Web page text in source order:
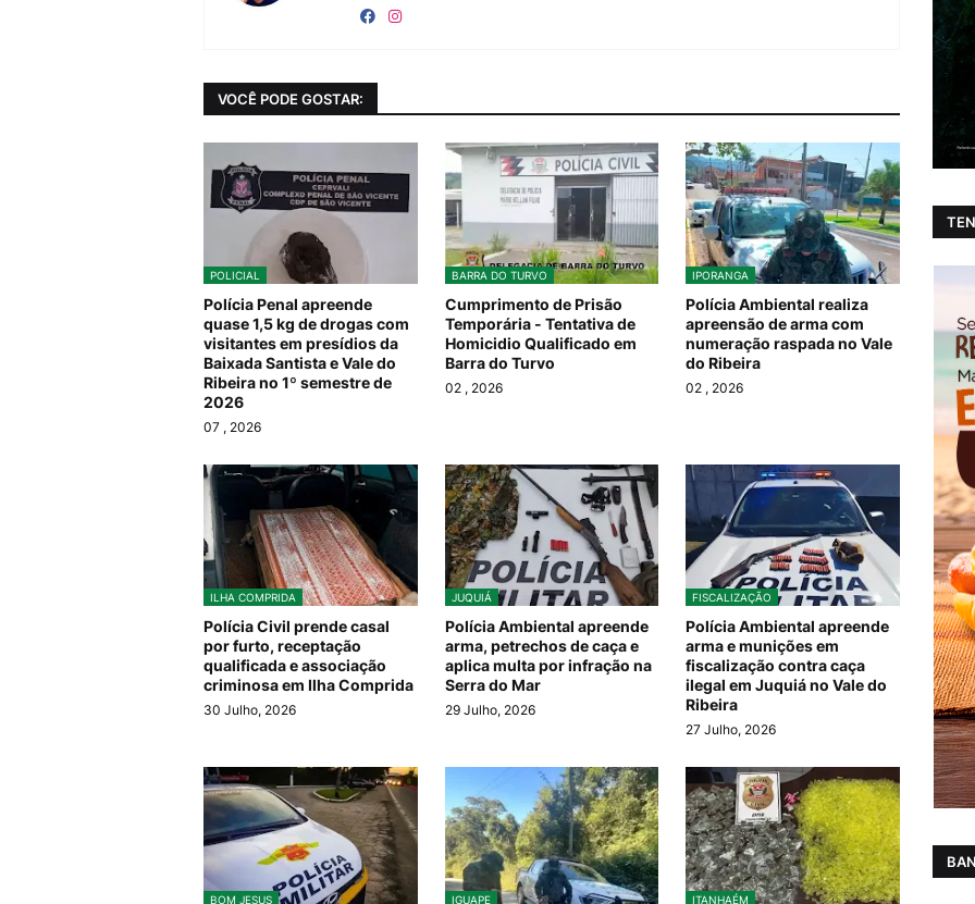
VOCÊ PODE GOSTAR:
POLICIAL
Polícia Penal apreende
quase 1,5 kg de drogas com
visitantes em presídios da
Baixada Santista e Vale do
Ribeira no 1º semestre de
2026
07 , 2026
BARRA DO TURVO
Cumprimento de Prisão
Temporária - Tentativa de
Homicidio Qualificado em
Barra do Turvo
02 , 2026
IPORANGA
Polícia Ambiental realiza
apreensão de arma com
numeração raspada no Vale
do Ribeira
02 , 2026
ILHA COMPRIDA
Polícia Civil prende casal
por furto, receptação
qualificada e associação
criminosa em Ilha Comprida
30 Julho, 2026
JUQUIÁ
Polícia Ambiental apreende
arma, petrechos de caça e
aplica multa por infração na
Serra do Mar
29 Julho, 2026
FISCALIZAÇÃO
Polícia Ambiental apreende
arma e munições em
fiscalização contra caça
ilegal em Juquiá no Vale do
Ribeira
27 Julho, 2026
BOM JESUS IGUAPE ITANHAÉM